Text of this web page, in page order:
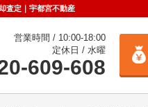
査定｜宇都宮不動産
営業時間 / 10:00-18:00
定休日 / 水曜
609-608